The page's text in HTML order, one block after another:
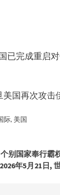
已完成重启
国再次攻击
际, 美国
别国家奉行霸
年5月21日,